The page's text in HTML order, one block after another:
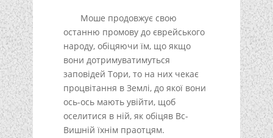
Моше продовжує свою
останню промову до єврейського
народу, обіцяючи їм, що якщо
вони дотримуватимуться
заповідей Тори, то на них чекає
процвітання в Землі, до якої вони
ось-ось мають увійти, щоб
оселитися в ній, як обіцяв Вс-
Вишній їхнім праотцям.